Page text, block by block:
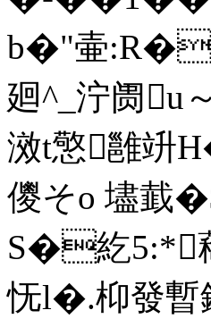
b�"壷
廻^_泞阓u
滧t憼雝竔
儍そo 壗韯
S�紇5:*
怃l�.枊發